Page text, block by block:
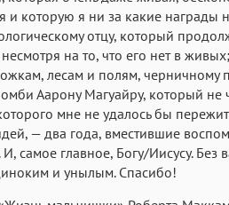
Arial Georgia
Аа
Courier New
Аа
Menlo
и которую я ни за какие награды
отцу, который
на то, что его нет в
лесам и полям, черничному
Аарону Магуайру, который не
мне не удалось бы
— два года, вместившие
самое главное, Богу/Иисусу. Без
и унылым. Спасибо!